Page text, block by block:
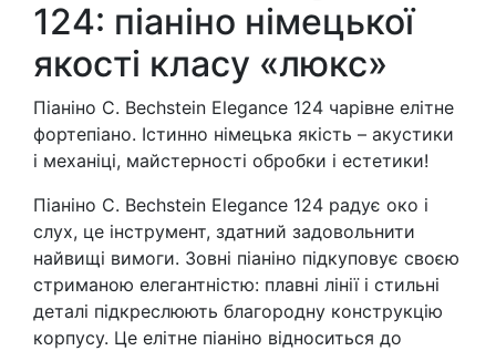
124: піаніно німецької
якості класу «люкс»
Піаніно C. Bechstein Elegance 124 чарівне елітне
фортепіано. Істинно німецька якість – акустики
і механіці, майстерності обробки і естетики!
Піаніно C. Bechstein Elegance 124 радує око і
слух, це інструмент, здатний задовольнити
найвищі вимоги. Зовні піаніно підкуповує своєю
стриманою елегантністю: плавні лінії і стильні
деталі підкреслюють благородну конструкцію
корпусу. Це елітне піаніно відноситься до